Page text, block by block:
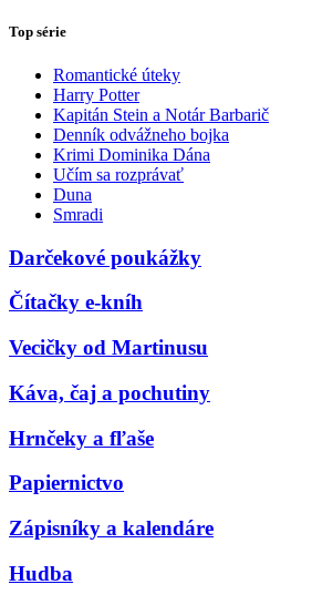
Top série
Romantické úteky
Harry Potter
Kapitán Stein a Notár Barbarič
Denník odvážneho bojka
Krimi Dominika Dána
Učím sa rozprávať
Duna
Smradi
Darčekové poukážky
Čítačky e-kníh
Vecičky od Martinusu
Káva, čaj a pochutiny
Hrnčeky a fľaše
Papiernictvo
Zápisníky a kalendáre
Hudba